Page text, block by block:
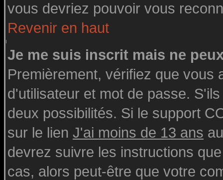
vous devriez pouvoir vous
Revenir en haut
Je me suis inscrit mais ne
Premièrement, vérifiez que
d'utilisateur et mot de passe.
deux possibilités. Si le support
sur le lien J'ai moins de 13 ans
devrez suivre les instructions
cas, alors peut-être que votre